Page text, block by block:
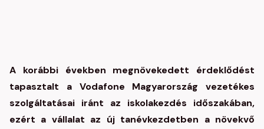
A korábbi években megnövekedett érdeklődést
tapasztalt a Vodafone Magyarország vezetékes
szolgáltatásai iránt az iskolakezdés időszakában,
ezért a vállalat az új tanévkezdetben a növekvő